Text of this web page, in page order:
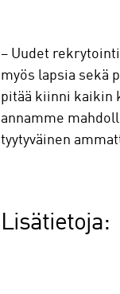
– Uudet
myös lapsia sekä
pitää kiinni kaikin
annamme
tyytyväinen
Lisätietoja: